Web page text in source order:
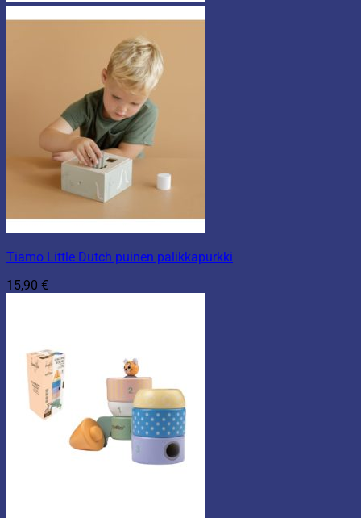
Tiamo Little Dutch puinen palikkapurkki
15,90 €